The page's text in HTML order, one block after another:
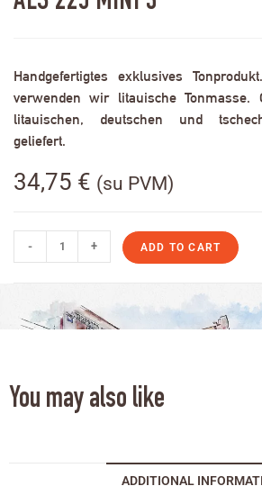
Handgefertigtes exklusives
verwenden wir litauische
litauischen, deutschen und
geliefert.
34,75 € (su PVM)
- + ADD TO CART
You may also like
ADDITIONAL